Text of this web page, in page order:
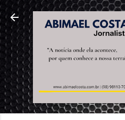
Pular para o